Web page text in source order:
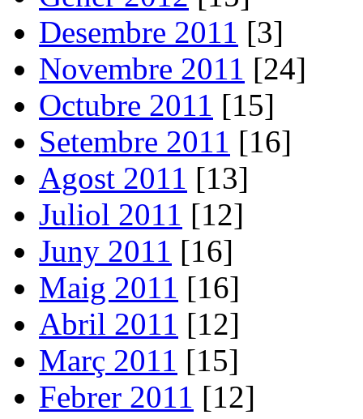
Desembre 2011 [3]
Novembre 2011 [24]
Octubre 2011 [15]
Setembre 2011 [16]
Agost 2011 [13]
Juliol 2011 [12]
Juny 2011 [16]
Maig 2011 [16]
Abril 2011 [12]
Març 2011 [15]
Febrer 2011 [12]